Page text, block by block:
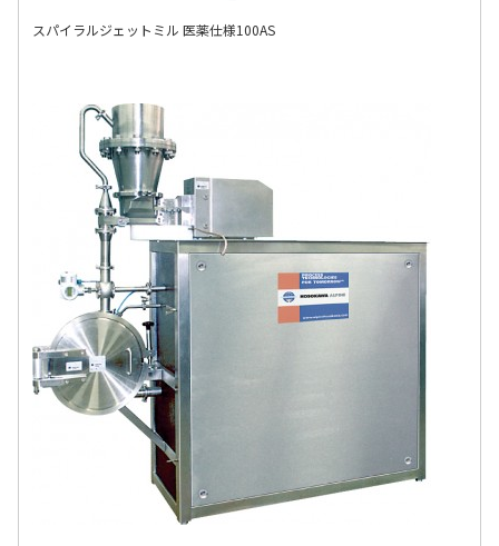
スパイラルジェットミル 医薬仕様100AS